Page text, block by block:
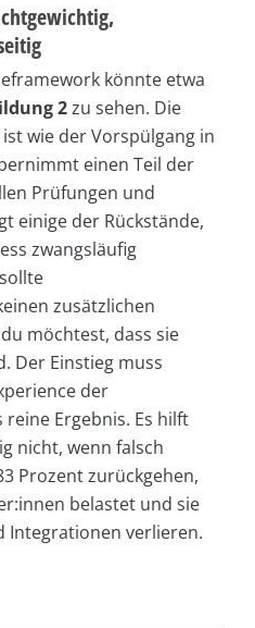
könnte etwa
2zu sehen. Die
wie der Vorspülgang in
einen Teil der
Prüfungen und
einige der Rückstände,
zwangsläufig
zusätzlichen
möchtest, dass sie
Der Einstieg muss
der
Ergebnis. Es hilft
nicht, wenn falsch
Prozent zurückgehen,
belastet und sie
Integrationen verlieren.